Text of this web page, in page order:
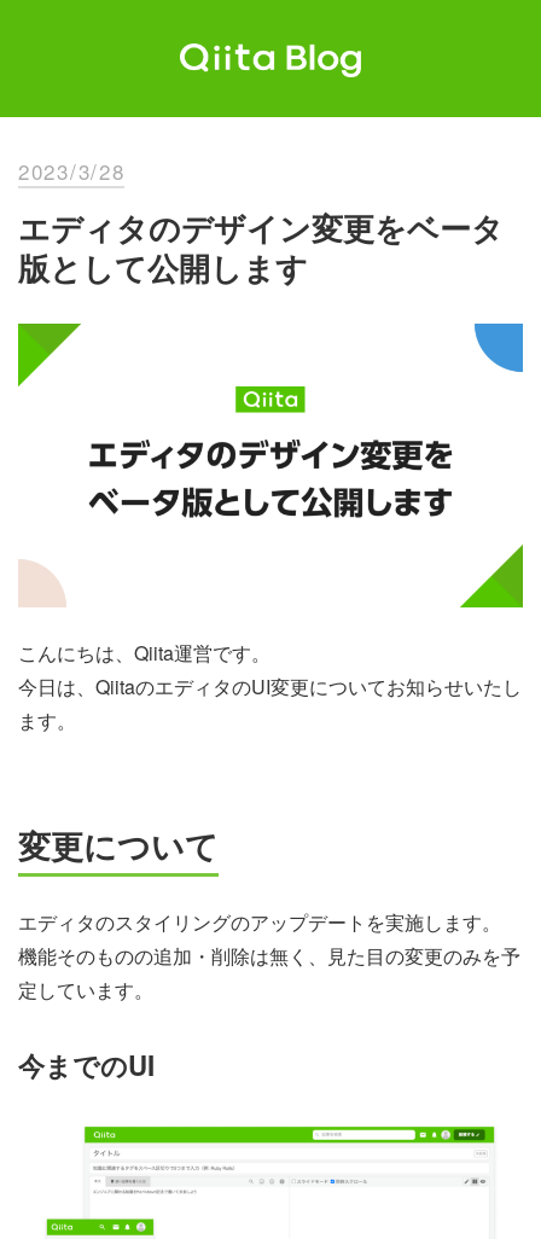
2023/3/28
エディタのデザイン変更をベータ
版として公開します
こんにちは、Qiita運営です。
今日は、QiitaのエディタのUI変更についてお知らせいたし
ます。
変更について
エディタのスタイリングのアップデートを実施します。
機能そのものの追加・削除は無く、見た目の変更のみを予
定しています。
今までのUI